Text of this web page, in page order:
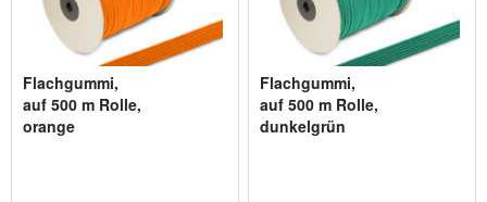
Flachgummi,
auf 500 m Rolle,
orange
Flachgummi,
auf 500 m Rolle,
dunkelgrün